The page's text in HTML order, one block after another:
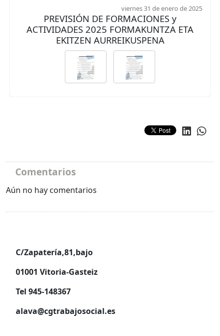
viernes 31 de enero de 2025
PREVISIÓN DE FORMACIONES y
ACTIVIDADES 2025 FORMAKUNTZA ETA
EKITZEN AURREIKUSPENA
Comentarios
Aún no hay comentarios
C/Zapatería,81,bajo
01001 Vitoria-Gasteiz
Tel 945-148367
alava@cgtrabajosocial.es